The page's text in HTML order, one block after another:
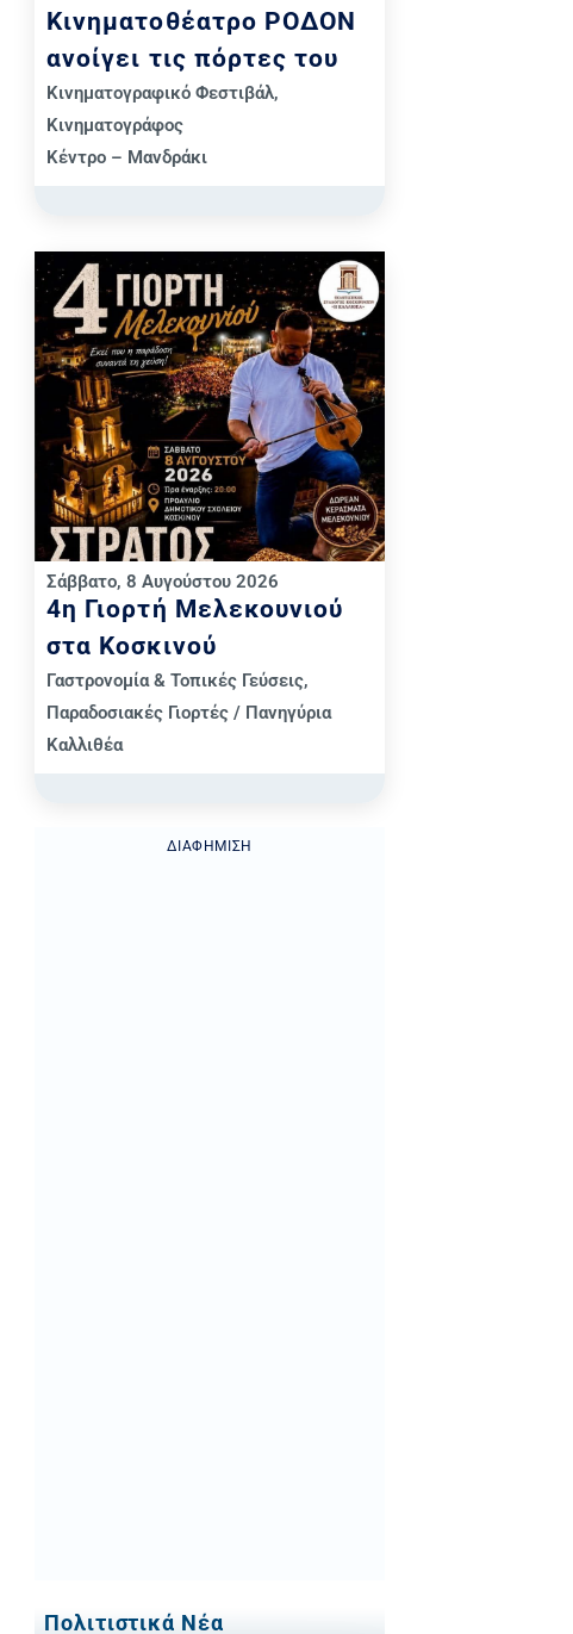
Κινηματοθέατρο ΡΟΔΟΝ
ανοίγει τις πόρτες του
Κινηματογραφικό Φεστιβάλ,
Κινηματογράφος
Κέντρο – Μανδράκι
Σάββατο, 8 Αυγούστου 2026
4η Γιορτή Μελεκουνιού
στα Κοσκινού
Γαστρονομία & Τοπικές Γεύσεις,
Παραδοσιακές Γιορτές / Πανηγύρια
Καλλιθέα
ΔΙΑΦΉΜΙΣΗ
Πολιτιστικά Νέα